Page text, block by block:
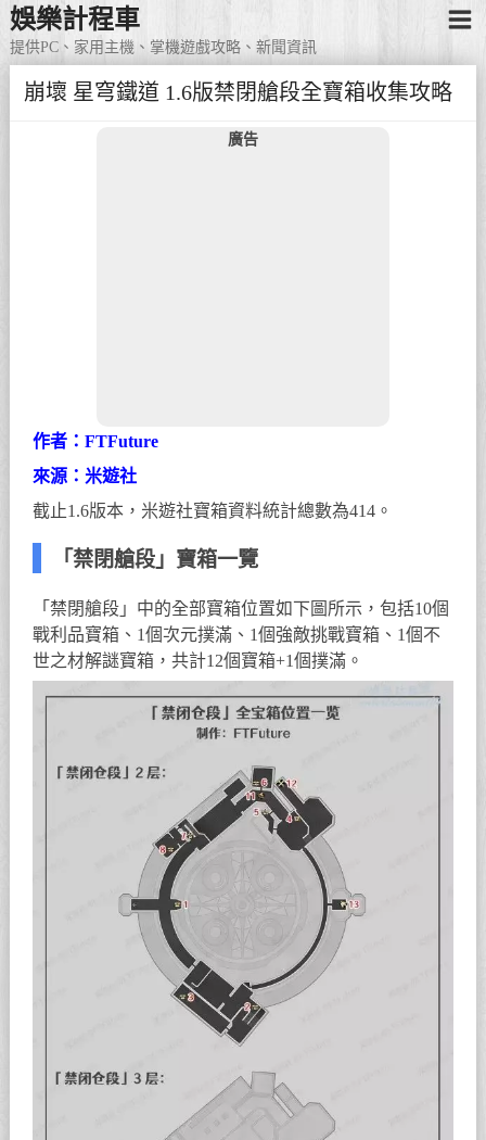
娛樂計程車
提供PC、家用主機、掌機遊戲攻略、新聞資訊
崩壞 星穹鐵道 1.6版禁閉艙段全寶箱收集攻略
廣告
作者：FTFuture
來源：米遊社
截止1.6版本，米遊社寶箱資料統計總數為414。
「禁閉艙段」寶箱一覽
「禁閉艙段」中的全部寶箱位置如下圖所示，包括10個
戰利品寶箱、1個次元撲滿、1個強敵挑戰寶箱、1個不
世之材解謎寶箱，共計12個寶箱+1個撲滿。